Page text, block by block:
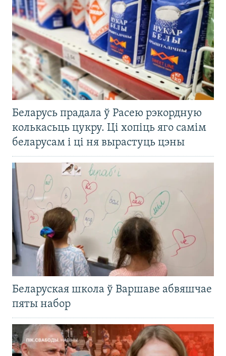
Беларусь прадала ў Расею рэкордную
колькасьць цукру. Ці хопіць яго самім
беларусам і ці ня вырастуць цэны
Беларуская школа ў Варшаве абвяшчае
пяты набор